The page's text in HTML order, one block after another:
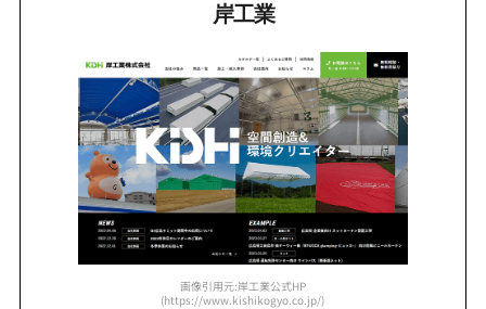
岸工業
画像引用元:岸工業公式HP
(https://www.kishikogyo.co.jp/)